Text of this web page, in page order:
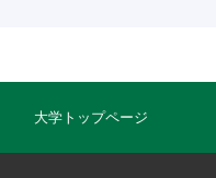
大学トップページ